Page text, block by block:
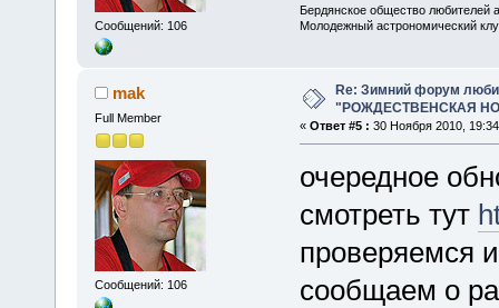
Сообщений: 106
Бердянское общество любителей
Молодежный астрономический
mak
Full Member
Сообщений: 106
Re: Зимний форум
"РОЖДЕСТВЕНСКАЯ
« Ответ #5 : 30 Ноября 2010,
очередное
смотреть тут
проверяемся
сообщаем о